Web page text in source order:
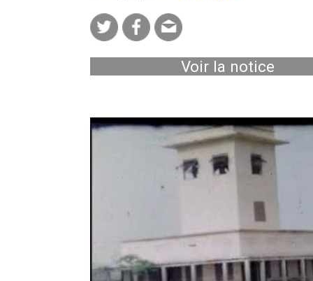
Voir la notice